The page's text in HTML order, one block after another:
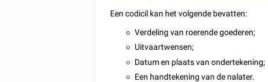
Een codicil kan het volgende bevatten:
Verdeling van roerende goederen;
Uitvaartwensen;
Datum en plaats van ondertekening;
Een handtekening van de nalater.